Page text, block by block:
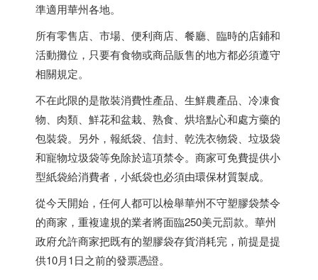
準適用華州各地。
所有零售店、市場、便利商店、餐廳、臨時的店鋪和
活動攤位，只要有食物或商品販售的地方都必須遵守
相關規定。
不在此限的是散裝消費性產品、生鮮農產品、冷凍食
物、肉類、鮮花和盆栽、熟食、烘培點心和處方藥的
包裝袋。另外，報紙袋、信封、乾洗衣物袋、垃圾袋
和寵物垃圾袋等免除於這項禁令。商家可免費提供小
型紙袋給消費者，小紙袋也必須由環保材質製成。
從今天開始，任何人都可以檢舉華州不守塑膠袋禁令
的商家，重複違規的業者將面臨250美元罰款。華州
政府允許商家把既有的塑膠袋存貨消耗完，前提是提
供10月1日之前的發票憑證。